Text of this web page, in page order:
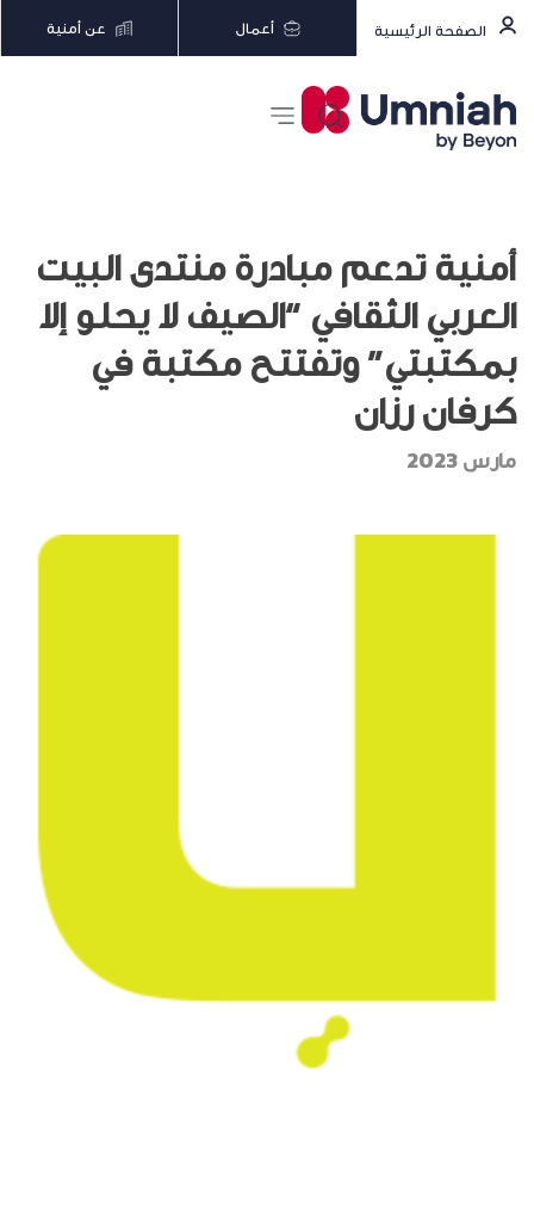
الصفحة الرئيسية أعمال عن أمنية
أمنية تدعم مبادرة منتدى البيت
العربي الثقافي “الصيف لا يحلو إلا
بمكتبتي” وتفتتح مكتبة في
كرفان رزان
مارس 2023